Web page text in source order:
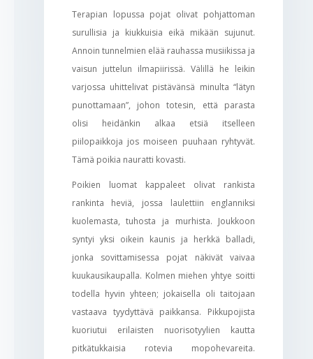
Terapian lopussa pojat olivat pohjattoman
surullisia ja kiukkuisia eikä mikään sujunut.
Annoin tunnelmien elää rauhassa musiikissa ja
vaisun juttelun ilmapiirissä. Välillä he leikin
varjossa uhittelivat pistävänsä minulta “lätyn
punottamaan”, johon totesin, että parasta
olisi heidänkin alkaa etsiä itselleen
piilopaikkoja jos moiseen puuhaan ryhtyvät.
Tämä poikia nauratti kovasti.
Poikien luomat kappaleet olivat rankista
rankinta heviä, jossa laulettiin englanniksi
kuolemasta, tuhosta ja murhista. Joukkoon
syntyi yksi oikein kaunis ja herkkä balladi,
jonka sovittamisessa pojat näkivät vaivaa
kuukausikaupalla. Kolmen miehen yhtye soitti
todella hyvin yhteen; jokaisella oli taitojaan
vastaava tyydyttävä paikkansa. Pikkupojista
kuoriutui erilaisten nuorisotyylien kautta
pitkätukkaisia rotevia mopohevareita.